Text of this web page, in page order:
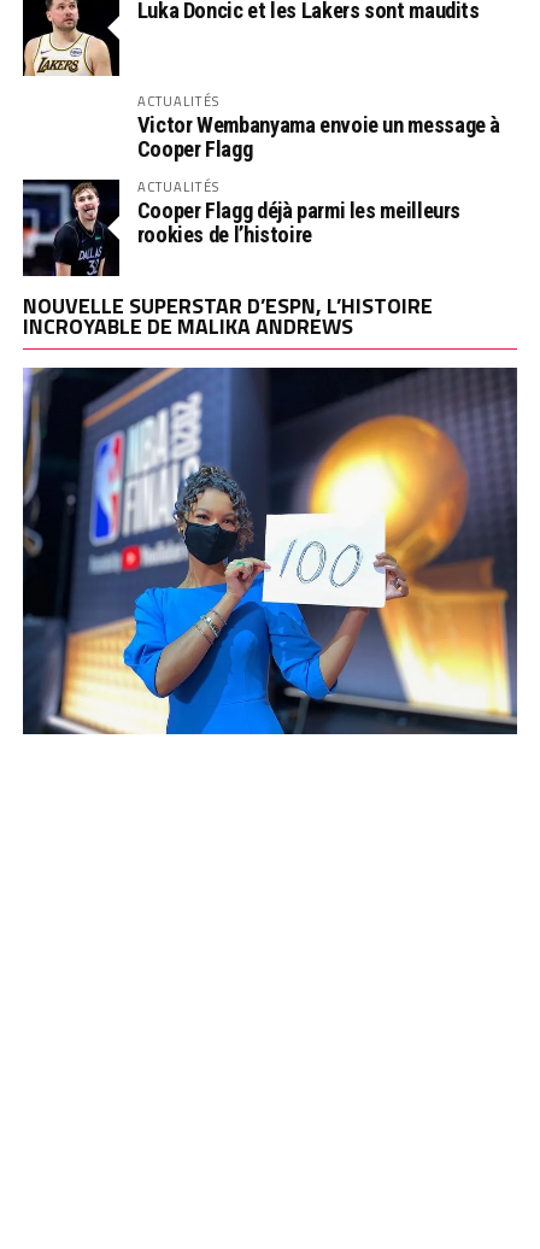
Luka Doncic et les Lakers sont maudits
ACTUALITÉS
Victor Wembanyama envoie un message à
Cooper Flagg
ACTUALITÉS
Cooper Flagg déjà parmi les meilleurs
rookies de l’histoire
NOUVELLE SUPERSTAR D’ESPN, L’HISTOIRE
INCROYABLE DE MALIKA ANDREWS